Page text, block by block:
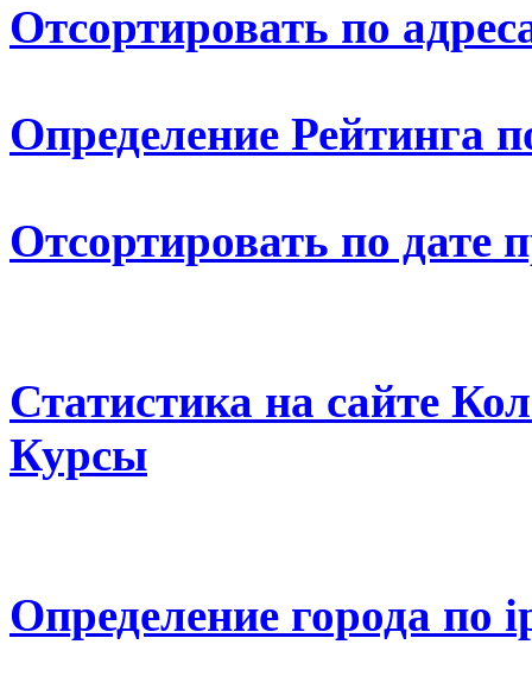
Отсортировать по
Определение Рейтинга
Отсортировать по дате
Статистика на сайте
Курсы
Определение города по